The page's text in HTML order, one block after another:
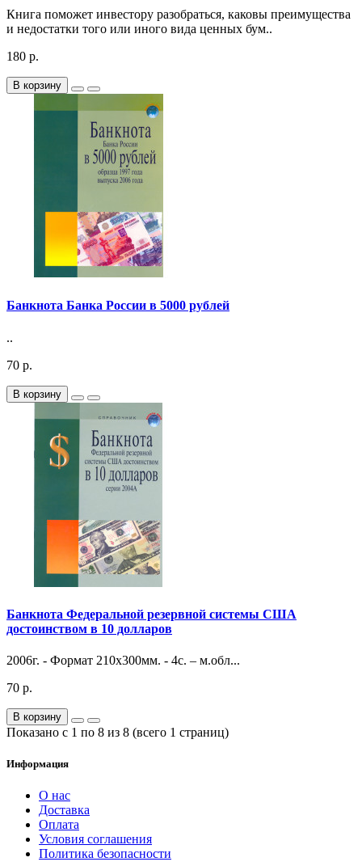
Книга поможет инвестору разобраться, каковы преимущества
и недостатки того или иного вида ценных бум..
180 р.
В корзину
Банкнота Банка России в 5000 рублей
..
70 р.
В корзину
Банкнота Федеральной резервной системы США
достоинством в 10 долларов
2006г. - Формат 210х300мм. - 4с. – м.обл...
70 р.
В корзину
Показано с 1 по 8 из 8 (всего 1 страниц)
Информация
О нас
Доставка
Оплата
Условия соглашения
Политика безопасности